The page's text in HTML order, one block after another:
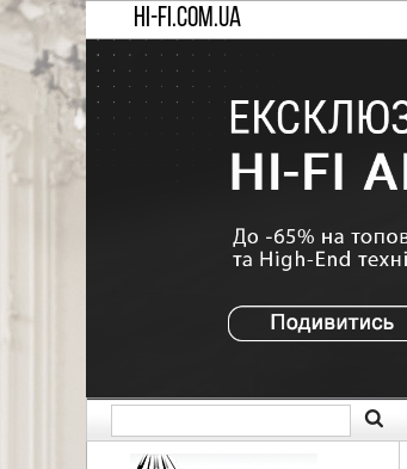
HI-FI.COM.UA